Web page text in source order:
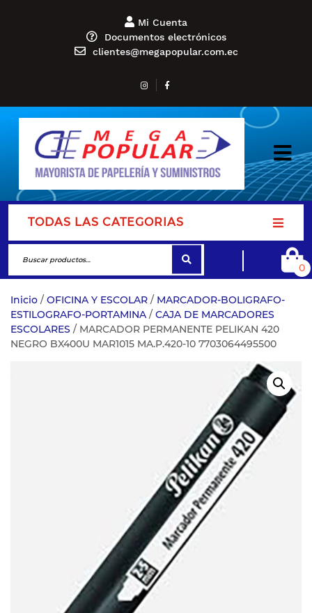
Mi Cuenta
Documentos electrónicos
clientes@megapopular.com.ec
TODAS LAS CATEGORIAS
0
Inicio / OFICINA Y ESCOLAR / MARCADOR-BOLIGRAFO-
ESTILOGRAFO-PORTAMINA / CAJA DE MARCADORES
ESCOLARES / MARCADOR PERMANENTE PELIKAN 420
NEGRO BX400U MAR1015 MA.P.420-10 7703064495500